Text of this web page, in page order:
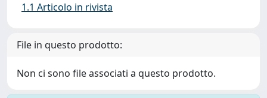
1.1 Articolo in rivista
File in questo prodotto:
Non ci sono file associati a questo prodotto.